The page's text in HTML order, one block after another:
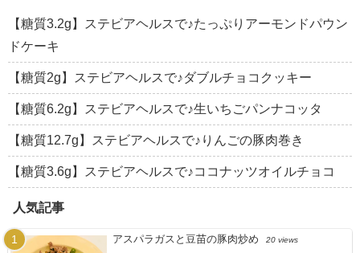
【糖質3.2g】ステビアヘルスで♪たっぷりアーモンドパウン
ドケーキ
【糖質2g】ステビアヘルスで♪ダブルチョコクッキー
【糖質6.2g】ステビアヘルスで♪生いちごパンナコッタ
【糖質12.7g】ステビアヘルスで♪りんごの豚肉巻き
【糖質3.6g】ステビアヘルスで♪ココナッツオイルチョコ
人気記事
アスパラガスと豆苗の豚肉炒め 20 views